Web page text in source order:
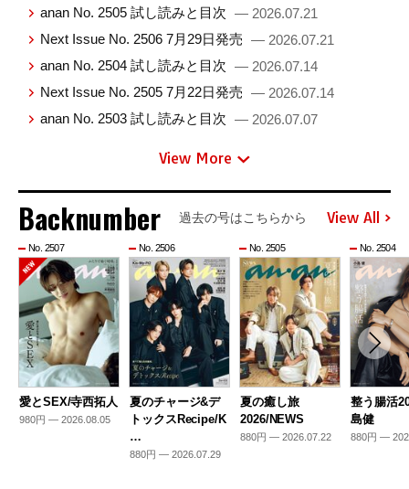
anan No. 2505 試し読みと目次 — 2026.07.21
Next Issue No. 2506 7月29日発売 — 2026.07.21
anan No. 2504 試し読みと目次 — 2026.07.14
Next Issue No. 2505 7月22日発売 — 2026.07.14
anan No. 2503 試し読みと目次 — 2026.07.07
View More
Backnumber 過去の号はこちらから View All
No. 2507
愛とSEX/寺西拓人
980円 — 2026.08.05
No. 2506
夏のチャージ&デ
トックスRecipe/K
…
880円 — 2026.07.29
No. 2505
夏の癒し旅
2026/NEWS
880円 — 2026.07.22
No. 2504
整う腸活
島健
880円 —